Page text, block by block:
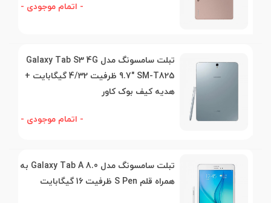
- اتمام موجودی -
تبلت سامسونگ مدل Galaxy Tab S3 4G
9.7" SM-T825 ظرفیت 4/32 گیگابایت +
هدیه کیف بوک کاور
- اتمام موجودی -
تبلت سامسونگ مدل Galaxy Tab A 8.0 به
همراه قلم S Pen ظرفيت 16 گيگابايت